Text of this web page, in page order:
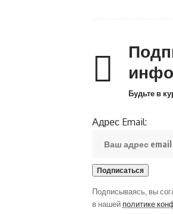
Будьте в
Адрес Email:
Подписываясь, вы
в нашей политике